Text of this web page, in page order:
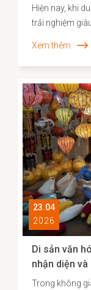
Hiện nay, khi
trải nghiệm
châu Á. Việc
phản ánh sức
còn cho thấy
với phát huy
vững.
Xem thêm
23.04
2026
Di sản văn
nhận diện và
Trong không